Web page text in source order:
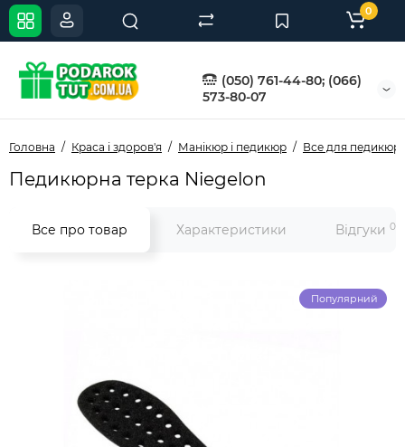
(050) 761-44-80; (066)
573-80-07
0
Головна Краса і здоров'я Манікюр і педикюр Все для
Педикюрна терка Niegelon
Все про товар Характеристики Відгуки 0
Популярний